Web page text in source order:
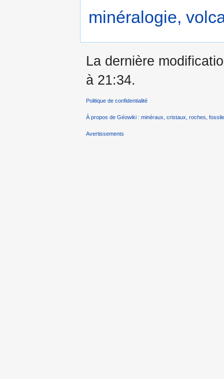
minéralogie,
La dernière
à 21:34.
Politique de confidentialité
À propos de Géowiki : minéraux, cristaux, roches,
Avertissements